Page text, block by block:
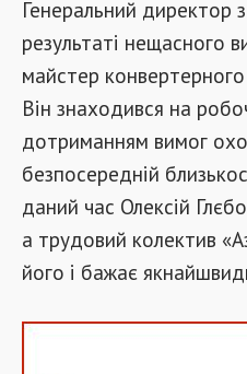
Генеральний директор
результаті нещасного
майстер
Він знаходився на
дотриманням вимог
безпосередній
даний час Олексій
а трудовий колектив
його і бажає